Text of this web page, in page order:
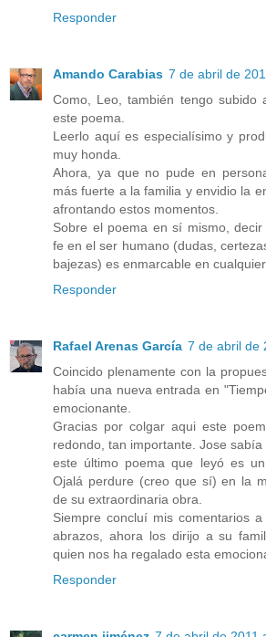
Responder
Amando Carabias 7 de abril de
Como, Leo, también tengo subido
este poema.
Leerlo aquí es especialísimo y
muy honda.
Ahora, ya que no pude en
más fuerte a la familia y envidio la
afrontando estos momentos.
Sobre el poema en sí mismo,
fe en el ser humano (dudas,
bajezas) es enmarcable en
Responder
Rafael Arenas García 7 de abril de
Coincido plenamente con la
había una nueva entrada en
emocionante.
Gracias por colgar aqui este
redondo, tan importante. Jose
este último poema que leyó es un
Ojalá perdure (creo que sí) en la
de su extraordinaria obra.
Siempre concluí mis comentarios
abrazos, ahora los dirijo a su
quien nos ha regalado esta
Responder